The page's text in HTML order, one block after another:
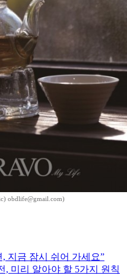
obdlife@gmail.com)
지금 잠시 쉬어 가세요”
, 미리 알아야 할 5가지 원칙